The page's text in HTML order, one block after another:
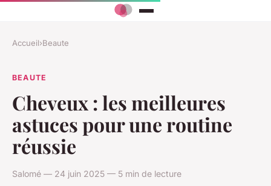
Accueil›Beaute
BEAUTE
Cheveux : les meilleures
astuces pour une routine
réussie
Salomé — 24 juin 2025 — 5 min de lecture